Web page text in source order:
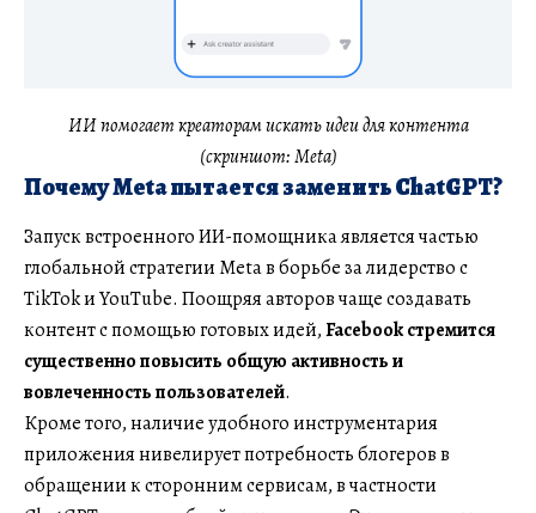
ИИ помогает креаторам искать идеи для контента
(скриншот: Meta)
Почему Meta пытается заменить ChatGPT?
Запуск встроенного ИИ-помощника является частью
глобальной стратегии Meta в борьбе за лидерство с
TikTok и YouTube. Поощряя авторов чаще создавать
контент с помощью готовых идей,Facebook стремится
существенно повысить общую активность и
вовлеченность пользователей.
Кроме того, наличие удобного инструментария
приложения нивелирует потребность блогеров в
обращении к сторонним сервисам, в частности